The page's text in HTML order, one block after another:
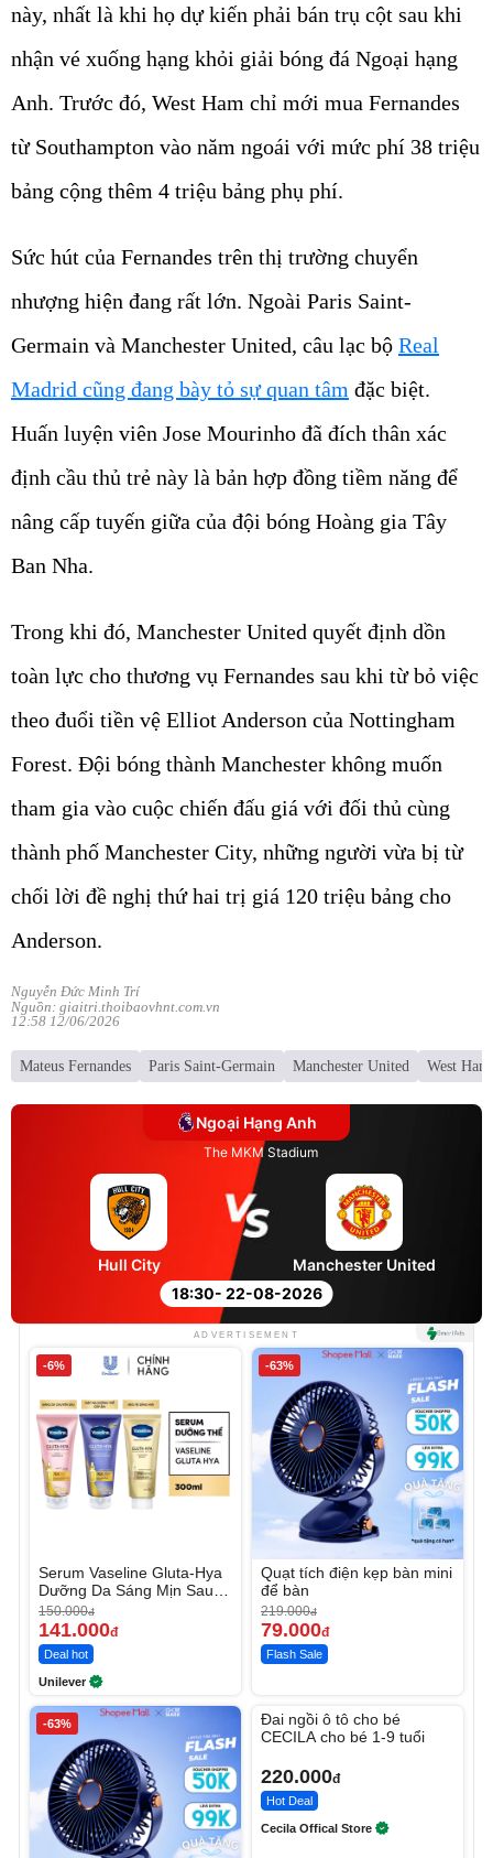
này, nhất là khi họ dự kiến phải bán trụ cột sau khi
nhận vé xuống hạng khỏi giải bóng đá Ngoại hạng
Anh. Trước đó, West Ham chỉ mới mua Fernandes
từ Southampton vào năm ngoái với mức phí 38 triệu
bảng cộng thêm 4 triệu bảng phụ phí.
Sức hút của Fernandes trên thị trường chuyển
nhượng hiện đang rất lớn. Ngoài Paris Saint-
Germain và Manchester United, câu lạc bộ Real
Madrid cũng đang bày tỏ sự quan tâm đặc biệt.
Huấn luyện viên Jose Mourinho đã đích thân xác
định cầu thủ trẻ này là bản hợp đồng tiềm năng để
nâng cấp tuyến giữa của đội bóng Hoàng gia Tây
Ban Nha.
Trong khi đó, Manchester United quyết định dồn
toàn lực cho thương vụ Fernandes sau khi từ bỏ việc
theo đuổi tiền vệ Elliot Anderson của Nottingham
Forest. Đội bóng thành Manchester không muốn
tham gia vào cuộc chiến đấu giá với đối thủ cùng
thành phố Manchester City, những người vừa bị từ
chối lời đề nghị thứ hai trị giá 120 triệu bảng cho
Anderson.
Nguyễn Đức Minh Trí
Nguồn: giaitri.thoibaovhnt.com.vn
12:58 12/06/2026
Mateus Fernandes Paris Saint-Germain Manchester United West
Ngoại Hạng Anh
The MKM Stadium
18:30- 22-08-2026
Hull City Manchester United
ADVERTISEMENT
-6%
Serum Vaseline Gluta-Hya
Dưỡng Da Sáng Mịn Sau 7
Ngày
150.000đ
141.000đ
Deal hot
Unilever
-63%
Quạt tích điện kẹp bàn mini
để bàn
219.000đ
79.000đ
Flash Sale
-63%
Đai ngồi ô tô cho bé
CECILA cho bé 1-9 tuổi
220.000đ
Hot Deal
Cecila Offical Store